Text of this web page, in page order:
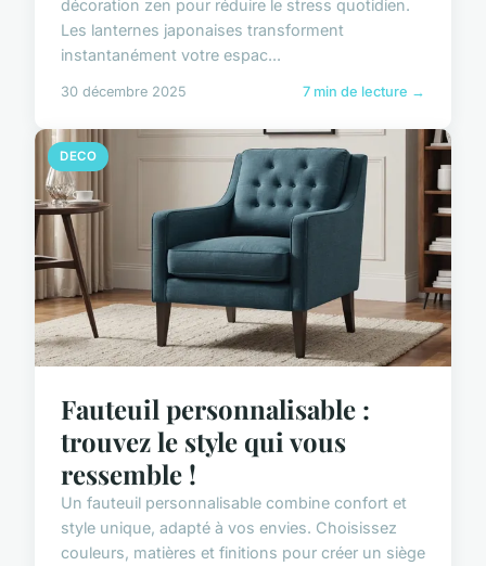
décoration zen pour réduire le stress quotidien.
Les lanternes japonaises transforment
instantanément votre espac...
30 décembre 2025 7 min de lecture →
DECO
Fauteuil personnalisable :
trouvez le style qui vous
ressemble !
Un fauteuil personnalisable combine confort et
style unique, adapté à vos envies. Choisissez
couleurs, matières et finitions pour créer un siège